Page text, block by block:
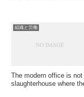
組織と労働
The modern office is
slaughterhouse where